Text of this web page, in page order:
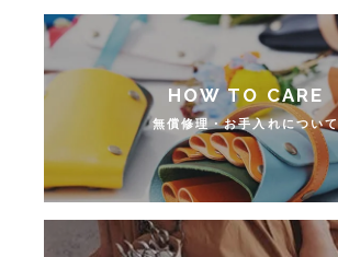
無償修理・お手入れについて